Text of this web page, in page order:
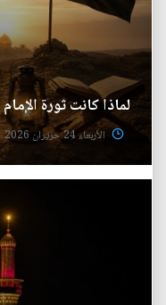
لماذا كانت ثورة
الأربعاء 24 حزيران 2026